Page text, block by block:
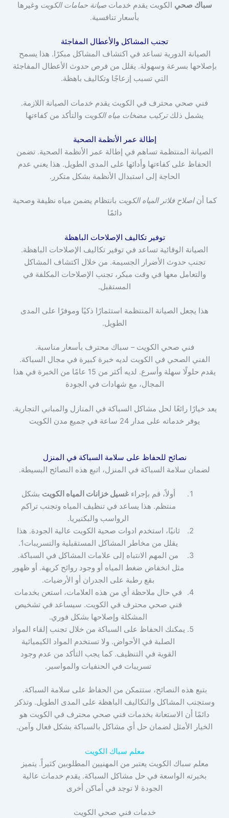
سباك صحي الكويت يقدم خدماتصيانة حمامات الكويت وغيرها
بأسعار تنافسية.
تجنب المشاكل والأعطال المفاجئة
الصيانة الدورية تساعد في اكتشاف المشاكل مبكرًا. هذا يسمح
بإصلاحها بسرعة وسهولة. يقلل من فرص حدوث الأعطال المفاجئة
التي تسبب إزعاجًا وتكاليف باهظة.
فني صحي محترف في الكويت يقدم خدمات الصيانة اللازمة.
يشمل ذلكتركيب مضخات مياه الكويت والتأكد من كفاءتها
إطالة عمر الأنظمة الصحية
الصيانة المنتظمة تساهم في إطالة عمر الأنظمة الصحية. تضمن
الحفاظ على كفاءتها وأدائها على المدى الطويل. هذا يعني عدم
الحاجة إلى استبدال الأنظمة بشكل متكرر.
كما أناصلاح فلاتر المياه الكويت بانتظام يضمن مياه نظيفة وصحية
دائمًا
توفير تكاليف الإصلاحات الباهظة
الصيانة الوقائية تساعد في توفير تكاليف الإصلاحات الباهظة.
تجنب حدوث الأضرار الجسيمة. من خلال اكتشاف المشاكل
والتعامل معها في وقت مبكر، تجنب الإصلاحات المكلفة في
المستقبل.
هذا يجعل الصيانة المنتظمة استثمارًا ذكيًا وموفرًا على المدى
الطويل.
فني صحي الكويت – سباك محترف بأسعار مناسبة.
الفني الصحي في الكويت لديه خبرة كبيرة في مجال السباكة.
يقدم حلولًا سهلة وأسرع. لديه أكثر من 15 عامًا من الخبرة في هذا
المجال، مع شهادات في الجودة
يعد خيارًا رائعًا لحل مشاكل السباكة في المنازل والمباني التجارية.
يوفر خدماته على مدار 24 ساعة في جميع مدن الكويت
نصائح للحفاظ على سلامة السباكة في المنزل
لضمان سلامة السباكة في المنزل، اتبع هذه النصائح البسيطة.
أولاً، قم بإجراءغسيل خزانات المياه الكويت بشكل
منتظم. هذا يساعد في تنظيف المياه وتجنب تراكم
الرواسب والبكتيريا.
ثانيًا، استخدم ادوات صحية الكويت عالية الجودة. هذا
يقلل من مخاطر المشاكل المستقبلية والتسريبات1.
من المهم الانتباه إلى علامات المشاكل في السباكة.
مثل انخفاض ضغط المياه أو وجود روائح كريهة. أو ظهور
بقع رطبة على الجدران أو الأرضيات.
في حال ملاحظة أي من هذه العلامات، استعن بخدمات
فني صحي محترف في الكويت. سيساعد في تشخيص
المشكلة وإصلاحها بشكل فوري.
يمكنك الحفاظ على السباكة من خلال تجنب إلقاء المواد
الصلبة في الأحواض. ولا تستخدم المواد الكيميائية
القوية في التنظيف. كما يجب التأكد من عدم وجود
تسريبات في الحنفيات والمواسير.
بتبع هذه النصائح، ستتمكن من الحفاظ على سلامة السباكة.
وستجنب المشاكل والتكاليف الباهظة على المدى الطويل. وتذكر
دائمًا أن الاستعانة بخدمات فني صحي محترف في الكويت هو
الخيار الأمثل لضمان حل أي مشاكل بالسباكة بشكل فعال وآمن.
معلم سباك الكويت
معلم سباك الكويت يعتبر من المهنيين المطلوبين كثيراً. يتميز
بخبرته الواسعة في حل مشاكل السباكة. يقدم خدمات عالية
الجودة لا توجد في أماكن أخرى
خدمات فني صحي الكويت